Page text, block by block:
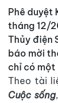
Phê duyệt
tháng 12/
Thủy điện
báo mời
chỉ có một
Theo tài
Cuộc sống,